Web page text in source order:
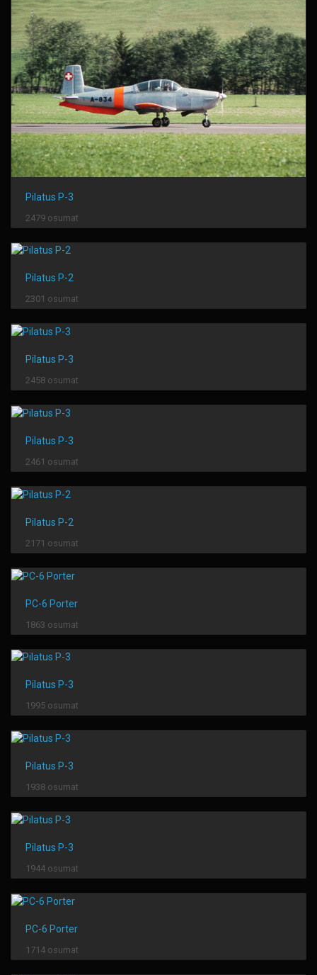
Pilatus P-3
2479 osumat
Pilatus P-2
2301 osumat
Pilatus P-3
2458 osumat
Pilatus P-3
2461 osumat
Pilatus P-2
2171 osumat
PC-6 Porter
1863 osumat
Pilatus P-3
1995 osumat
Pilatus P-3
1938 osumat
Pilatus P-3
1944 osumat
PC-6 Porter
1714 osumat